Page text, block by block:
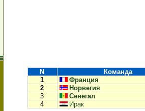
N
Команда
1
Франция
2
Норвегия
3
Сенегал
4
Ирак